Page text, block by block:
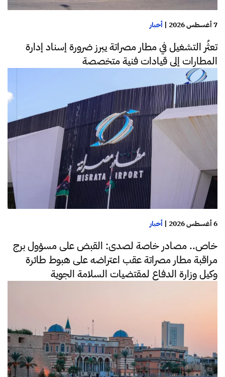
7 أغسطس 2026 | أخبار
تعثُر التشغيل في مطار مصراتة يبرز ضرورة إسناد إدارة
المطارات إلى قيادات فنية متخصصة
6 أغسطس 2026 | أخبار
خاص.. مصادر خاصة لصدى: القبض على مسؤول برج
مراقبة مطار مصراتة عقب اعتراضه على هبوط طائرة
وكيل وزارة الدفاع لمقتضيات السلامة الجوية